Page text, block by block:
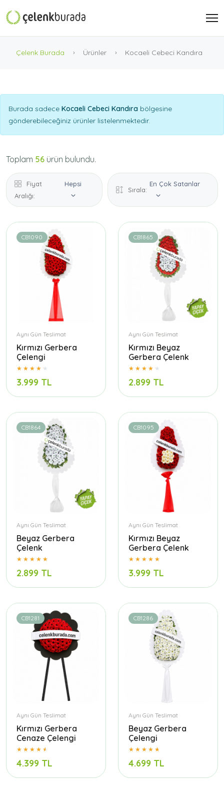
Çelenk Burada Ürünler Kocaeli Cebeci Kandıra
Burada sadece Kocaeli Cebeci Kandıra bölgesine
gönderebileceğiniz ürünler listelenmektedir.
Toplam 56 ürün bulundu.
Fiyat
Aralığı:
Hepsi
Sırala:
En Çok Satanlar
CB1090
Aynı Gün Teslimat
Kırmızı Gerbera
Çelengi
3.999 TL
CB1865
Aynı Gün Teslimat
Kırmızı Beyaz
Gerbera Çelenk
2.899 TL
CB1864
Aynı Gün Teslimat
Beyaz Gerbera
Çelenk
2.899 TL
CB1095
Aynı Gün Teslimat
Kırmızı Beyaz
Gerbera Çelenk
3.999 TL
CB1281
Aynı Gün Teslimat
Kırmızı Gerbera
Cenaze Çelengi
4.399 TL
CB1286
Aynı Gün Teslimat
Beyaz Gerbera
Çelengi
4.699 TL